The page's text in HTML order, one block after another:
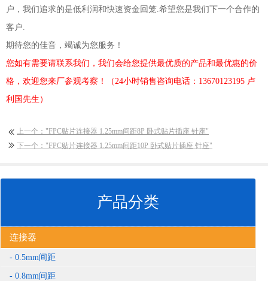
户，我们追求的是低利润和快速资金回笼.希望您是我们下一个合作的
客户.
期待您的佳音，竭诚为您服务！
您如有需要请联系我们，我们会给您提供最优质的产品和最优惠的价
格，欢迎您来厂参观考察！（24小时销售咨询电话：13670123195 卢
利国先生）
上一个："FPC贴片连接器 1.25mm间距8P 卧式贴片插座 针座"
下一个："FPC贴片连接器 1.25mm间距10P 卧式贴片插座 针座"
产品分类
连接器
0.5mm间距
0.8mm间距